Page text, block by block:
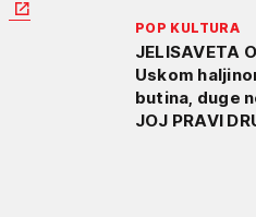
POP KULTURA
JELISAVETA
Uskom
butina, duge
JOJ PRAVI